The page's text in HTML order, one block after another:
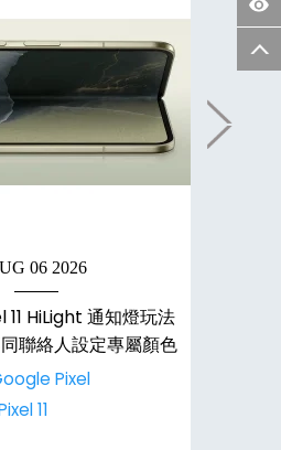
06 2026
11 HiLight 通知燈玩法
聯絡人設定專屬顏色
Pixel
11